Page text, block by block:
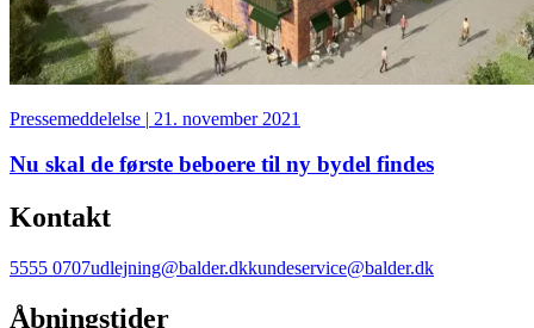
Pressemeddelelse | 21. november 2021
Nu skal de første beboere til ny bydel findes
Kontakt
5555 0707udlejning@balder.dkkundeservice@balder.dk
Åbningstider